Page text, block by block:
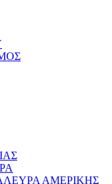
ΑΜΕΡΙΚΗΣ